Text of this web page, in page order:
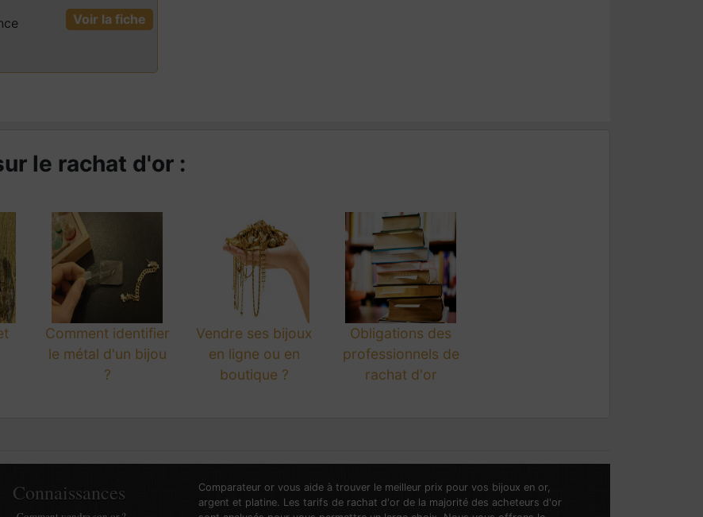
Voir la fiche
le rachat d'or :
Comment identifier
le métal d'un bijou
?
Vendre ses bijoux
en ligne ou en
boutique ?
Obligations des
professionnels de
rachat d'or
Connaissances
Comparateur or vous aide à trouver le meilleur prix pour vos bijoux en or,
argent et platine. Les tarifs de rachat d'or de la majorité des acheteurs d'or